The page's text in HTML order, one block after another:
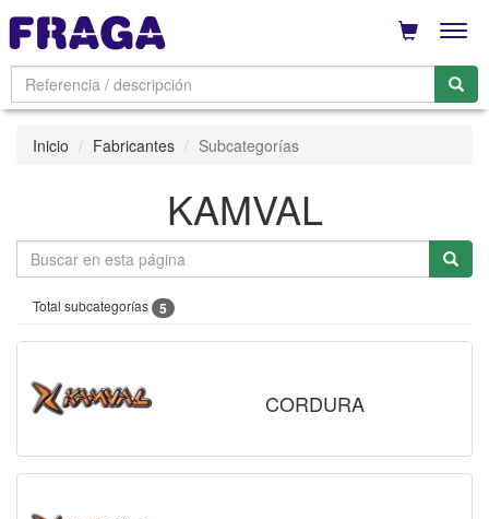
Inicio Fabricantes Subcategorías
KAMVAL
Total subcategorías 5
CORDURA